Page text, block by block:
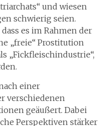
und wiesen
schwierig seien.
es im Rahmen der
„freie“ Prostitution
„Fickfleischindustrie“,
einer
verschiedenen
geäußert. Dabei
Perspektiven stärker